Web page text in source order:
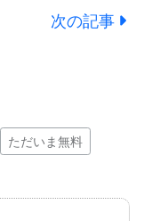
次の記事
ただいま無料